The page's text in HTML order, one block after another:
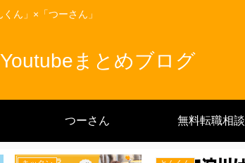
ん」×「つーさん」
まとめブログ
つーさん 無料転職相談